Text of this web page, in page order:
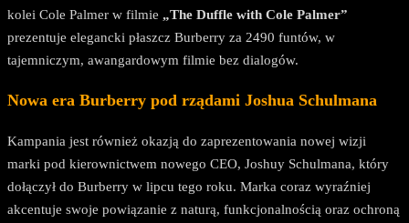
kolei Cole Palmer w filmie „The Duffle with Cole Palmer”
prezentuje elegancki płaszcz Burberry za 2490 funtów, w
tajemniczym, awangardowym filmie bez dialogów.
Nowa era Burberry pod rządami Joshua Schulmana
Kampania jest również okazją do zaprezentowania nowej wizji
marki pod kierownictwem nowego CEO, Joshuy Schulmana, który
dołączył do Burberry w lipcu tego roku. Marka coraz wyraźniej
akcentuje swoje powiązanie z naturą, funkcjonalnością oraz ochroną